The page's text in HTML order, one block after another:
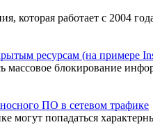
которая работает с 2004
ресурсам (на примере
массовое блокирование
ПО в сетевом трафике
могут попадаться